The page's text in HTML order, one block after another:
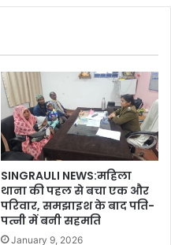
SINGRAULI NEWS:महिला
थाना की पहल से बचा एक और
परिवार, समझाइश के बाद पति-
पत्नी में बनी सहमति
January 9, 2026